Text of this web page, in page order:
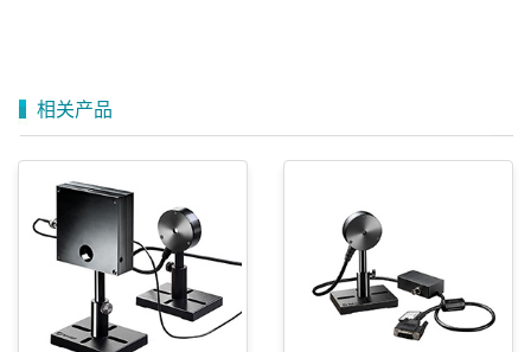
相关产品